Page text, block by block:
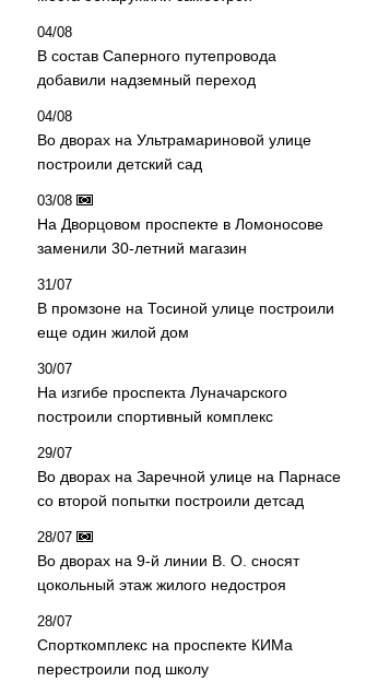
04/08
В состав Саперного путепровода
добавили надземный переход
04/08
Во дворах на Ультрамариновой улице
построили детский сад
03/08
На Дворцовом проспекте в Ломоносове
заменили 30-летний магазин
31/07
В промзоне на Тосиной улице построили
еще один жилой дом
30/07
На изгибе проспекта Луначарского
построили спортивный комплекс
29/07
Во дворах на Заречной улице на Парнасе
со второй попытки построили детсад
28/07
Во дворах на 9-й линии В. О. сносят
цокольный этаж жилого недостроя
28/07
Спорткомплекс на проспекте КИМа
перестроили под школу